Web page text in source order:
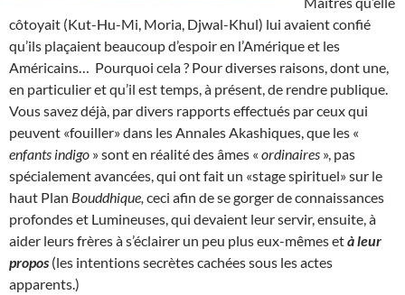
côtoyait (Kut-Hu-Mi, Moria, Djwal-Khul) lui avaient confié
qu’ils plaçaient beaucoup d’espoir en l’Amérique et les
Américains… Pourquoi cela ? Pour diverses raisons, dont une,
en particulier et qu’il est temps, à présent, de rendre publique.
Vous savez déjà, par divers rapports effectués par ceux qui
peuvent «fouiller» dans les Annales Akashiques, que les «
enfants indigo » sont en réalité des âmes « ordinaires », pas
spécialement avancées, qui ont fait un «stage spirituel» sur le
haut Plan Bouddhique, ceci afin de se gorger de connaissances
profondes et Lumineuses, qui devaient leur servir, ensuite, à
aider leurs frères à s’éclairer un peu plus eux-mêmes età leur
propos (les intentions secrètes cachées sous les actes
apparents.)